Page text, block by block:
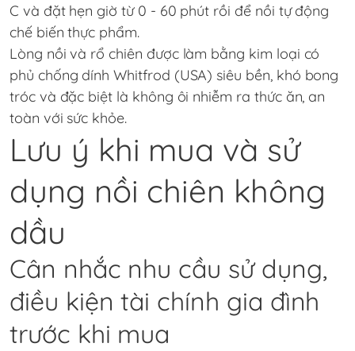
C và đặt hẹn giờ từ 0 - 60 phút rồi để nồi tự động
chế biến thực phẩm.
Lòng nồi và rổ chiên được làm bằng kim loại có
phủ chống dính Whitfrod (USA) siêu bền, khó bong
tróc và đặc biệt là không ôi nhiễm ra thức ăn, an
toàn với sức khỏe.
Lưu ý khi mua và sử
dụng nồi chiên không
dầu
Cân nhắc nhu cầu sử dụng,
điều kiện tài chính gia đình
trước khi mua